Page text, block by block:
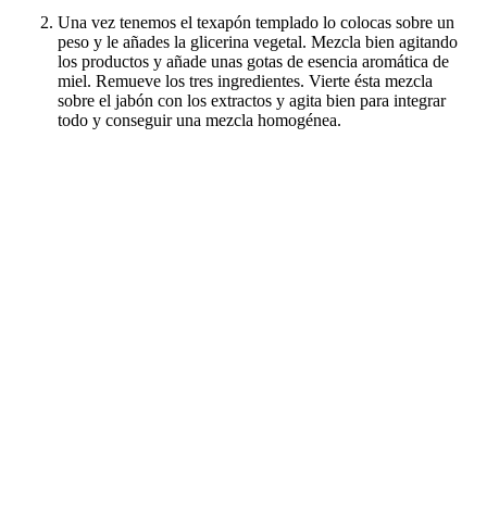
Una vez tenemos el texapón templado lo colocas sobre un
peso y le añades la glicerina vegetal. Mezcla bien agitando
los productos y añade unas gotas de esencia aromática de
miel. Remueve los tres ingredientes. Vierte ésta mezcla
sobre el jabón con los extractos y agita bien para integrar
todo y conseguir una mezcla homogénea.